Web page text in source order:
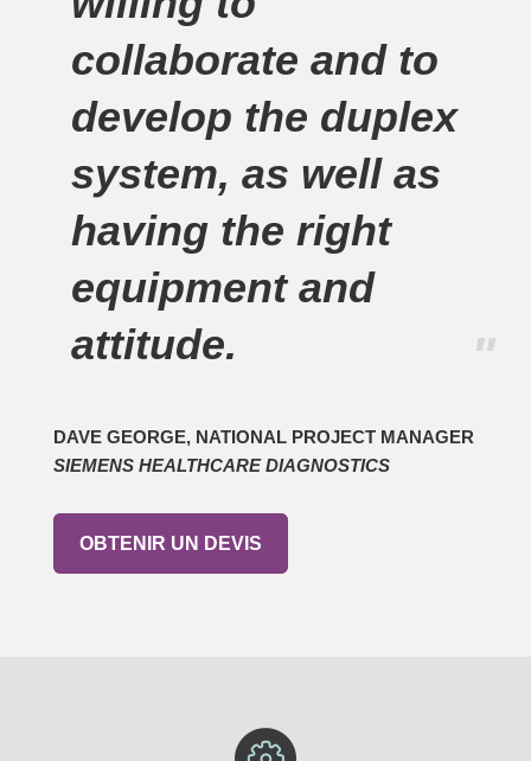
collaborate and to
develop the duplex
system, as well as
having the right
equipment and
attitude.
"
DAVE GEORGE, NATIONAL PROJECT MANAGER
SIEMENS HEALTHCARE DIAGNOSTICS
OBTENIR UN DEVIS